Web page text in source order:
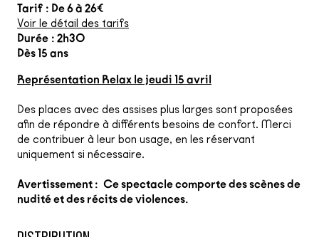
Tarif : De 6 à 26€
Voir le détail des tarifs
Durée : 2h30
Dès 15 ans
Représentation Relax le jeudi 15 avril
Des places avec des assises plus larges sont proposées
afin de répondre à différents besoins de confort. Merci
de contribuer à leur bon usage, en les réservant
uniquement si nécessaire.
Avertissement : Ce spectacle comporte des scènes de
nudité et des récits de violences.